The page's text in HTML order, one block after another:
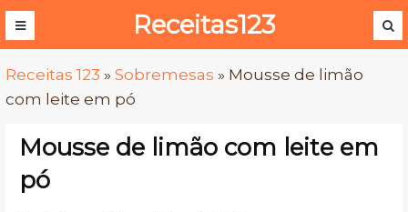
Receitas123
Receitas 123 » Sobremesas » Mousse de limão
com leite em pó
Mousse de limão com leite em
pó